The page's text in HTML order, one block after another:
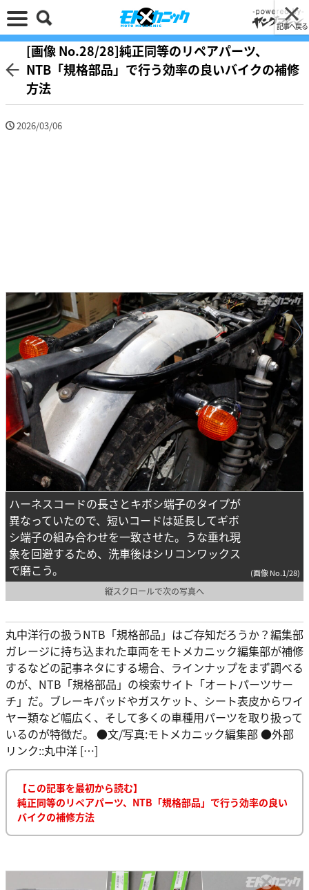
記事へ戻る
[画像 No.28/28]純正同等のリペアパーツ、
NTB「規格部品」で行う効率の良いバイクの補修
方法
2026/03/06
ハーネスコードの長さとキボシ端子のタイプが
異なっていたので、短いコードは延長してギボ
シ端子の組み合わせを一致させた。うな垂れ現
象を回避するため、洗車後はシリコンワックス
で磨こう。
(画像 No.1/28)
縦スクロールで次の写真へ
丸中洋行の扱うNTB「規格部品」はご存知だろうか？編集部
ガレージに持ち込まれた車両をモトメカニック編集部が補修
するなどの記事ネタにする場合、ラインナップをまず調べる
のが、NTB「規格部品」の検索サイト「オートパーツサー
チ」だ。ブレーキパッドやガスケット、シート表皮からワイ
ヤー類など幅広く、そして多くの車種用パーツを取り扱って
いるのが特徴だ。 ●文/写真:モトメカニック編集部 ●外部
リンク::丸中洋 […]
【この記事を最初から読む】
純正同等のリペアパーツ、NTB「規格部品」で行う効率の良い
バイクの補修方法